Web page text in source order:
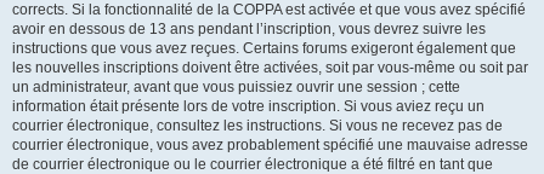
corrects. Si la fonctionnalité de la COPPA est activée et que vous avez spécifié
avoir en dessous de 13 ans pendant l’inscription, vous devrez suivre les
instructions que vous avez reçues. Certains forums exigeront également que
les nouvelles inscriptions doivent être activées, soit par vous-même ou soit par
un administrateur, avant que vous puissiez ouvrir une session ; cette
information était présente lors de votre inscription. Si vous aviez reçu un
courrier électronique, consultez les instructions. Si vous ne recevez pas de
courrier électronique, vous avez probablement spécifié une mauvaise adresse
de courrier électronique ou le courrier électronique a été filtré en tant que